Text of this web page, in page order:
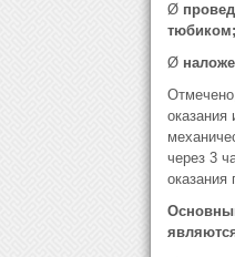
Ø
тюбиком;
Ø
через 3